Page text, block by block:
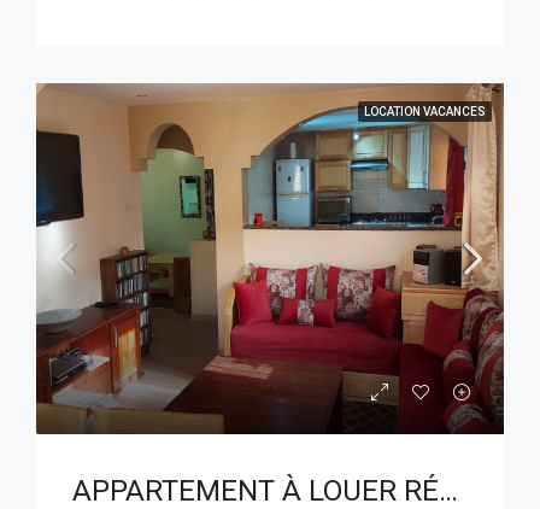
LOCATION VACANCES
APPARTEMENT À LOUER RÉF : LAM 402AW